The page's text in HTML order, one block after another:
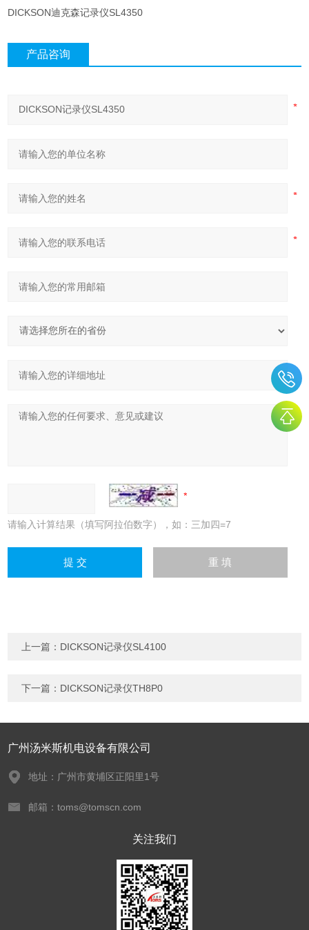
DICKSON迪克森记录仪SL4350
产品咨询
请输入计算结果（填写阿拉伯数字），如：三加四=7
上一篇： DICKSON记录仪SL4100
下一篇： DICKSON记录仪TH8P0
广州汤米斯机电设备有限公司
地址：广州市黄埔区正阳里1号
邮箱：toms@tomscn.com
关注我们